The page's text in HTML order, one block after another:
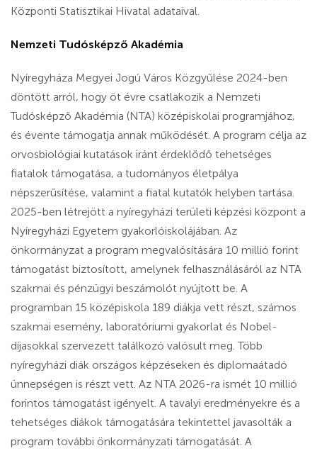
Központi Statisztikai Hivatal adataival.
Nemzeti Tudósképző Akadémia
Nyíregyháza Megyei Jogú Város Közgyűlése 2024-ben
döntött arról, hogy öt évre csatlakozik a Nemzeti
Tudósképző Akadémia (NTA) középiskolai programjához,
és évente támogatja annak működését. A program célja az
orvosbiológiai kutatások iránt érdeklődő tehetséges
fiatalok támogatása, a tudományos életpálya
népszerűsítése, valamint a fiatal kutatók helyben tartása.
2025-ben létrejött a nyíregyházi területi képzési központ a
Nyíregyházi Egyetem gyakorlóiskolájában. Az
önkormányzat a program megvalósítására 10 millió forint
támogatást biztosított, amelynek felhasználásáról az NTA
szakmai és pénzügyi beszámolót nyújtott be. A
programban 15 középiskola 189 diákja vett részt, számos
szakmai esemény, laboratóriumi gyakorlat és Nobel-
díjasokkal szervezett találkozó valósult meg. Több
nyíregyházi diák országos képzéseken és diplomaátadó
ünnepségen is részt vett. Az NTA 2026-ra ismét 10 millió
forintos támogatást igényelt. A tavalyi eredményekre és a
tehetséges diákok támogatására tekintettel javasolták a
program további önkormányzati támogatását. A